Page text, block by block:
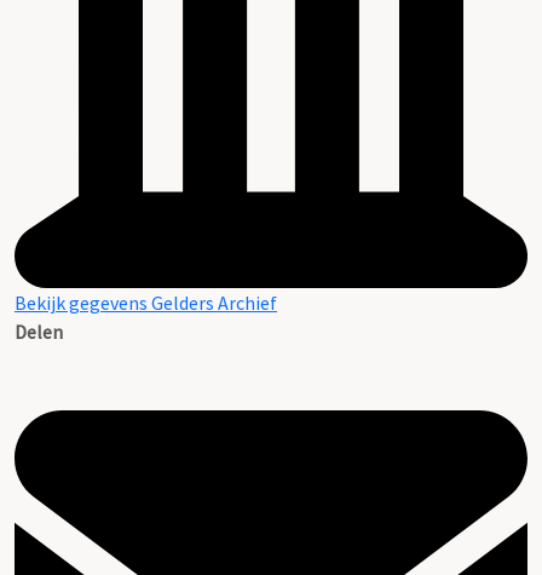
Bekijk gegevens Gelders Archief
Delen